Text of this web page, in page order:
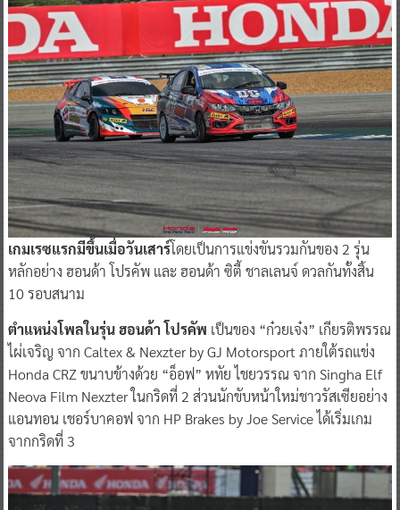
เกมเรซแรกมีขึ้นเมื่อวันเสาร์โดยเป็นการแข่งขันรวมกันของ 2 รุ่น
หลักอย่าง ฮอนด้า โปรคัพ และ ฮอนด้า ซิตี้ ชาลเลนจ์ ดวลกันทั้งสิ้น
10 รอบสนาม
ตำแหน่งโพลในรุ่น ฮอนด้า โปรคัพ เป็นของ “ก๋วยเจ๋ง” เกียรติพรรณ
ไผ่เจริญ จาก Caltex & Nexzter by GJ Motorsport ภายใต้รถแข่ง
Honda CRZ ขนาบข้างด้วย “อ็อฟ” หทัย ไชยวรรณ จาก Singha Elf
Neova Film Nexzter ในกริดที่ 2 ส่วนนักขับหน้าใหม่ชาวรัสเซียอย่าง
แอนทอน เชอร์บาคอฟ จาก HP Brakes by Joe Service ได้เริ่มเกม
จากกริดที่ 3